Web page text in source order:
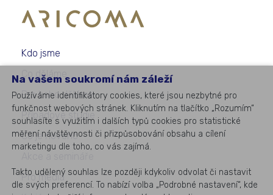
Na vašem soukromí nám záleží
Používáme identifikátory cookies, které jsou nezbytné pro
funkčnost webových stránek. Kliknutím na tlačítko „Rozumím“
souhlasíte s využitím i dalších typů cookies pro statistické
měření návštěvnosti či přizpůsobování obsahu a cílení
marketingu dle toho, co vás zajímá.
Takto udělený souhlas lze později kdykoliv odvolat či nastavit
dle svých preferencí. To nabízí volba „Podrobné nastavení“, kde
Kdo jsme
Co děláme
Pro koho děláme
Případové studie
Co je nového
Pro média